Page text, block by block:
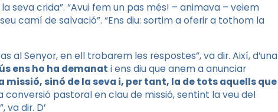
seva crida”. “Avui fem un pas més! – animava – veiem
camí de salvació”. “Ens diu: sortim a oferir a tothom la
al Senyor, en ell trobarem les respostes”, va dir. Així, d’una
ens ho ha demanat i ens diu que anem a anunciar
missió, sinó de la seva i, per tant, la de tots aquells que
conversió pastoral en clau de missió, sentint la veu del
va dir. D’